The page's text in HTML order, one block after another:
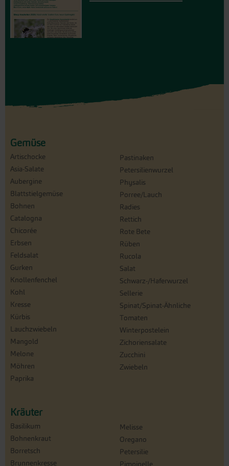
Gemüse
Artischocke
Asia-Salate
Aubergine
Blattstielgemüse
Bohnen
Catalogna
Chicorée
Erbsen
Feldsalat
Gurken
Knollenfenchel
Kohl
Kresse
Kürbis
Lauchzwiebeln
Mangold
Melone
Möhren
Paprika
Pastinaken
Petersilienwurzel
Physalis
Porree/Lauch
Radies
Rettich
Rote Bete
Rüben
Rucola
Salat
Schwarz-/Haferwurzel
Sellerie
Spinat/Spinat-Ähnliche
Tomaten
Winterpostelein
Zichoriensalate
Zucchini
Zwiebeln
Kräuter
Basilikum
Bohnenkraut
Borretsch
Brunnenkresse
Melisse
Oregano
Petersilie